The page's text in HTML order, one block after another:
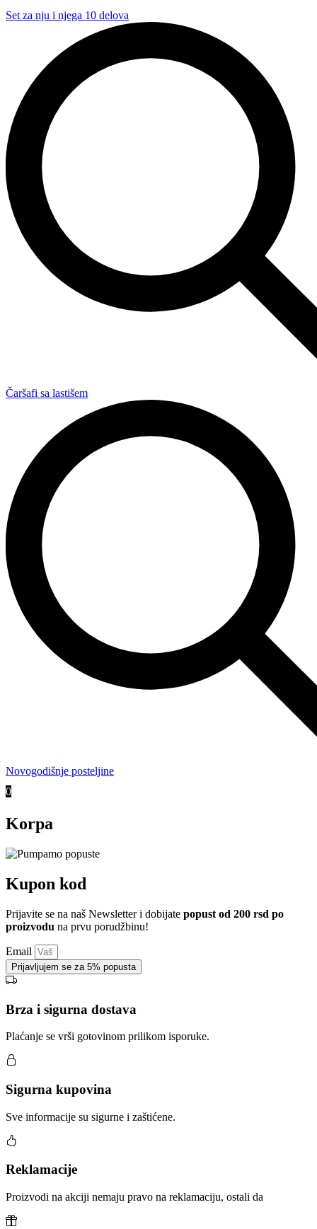
Set za nju i njega 10 delova
Čaršafi sa lastišem
Novogodišnje posteljine
0
Korpa
Kupon kod
Prijavite se na naš Newsletter i dobijate popust od 200 rsd po
proizvodu na prvu porudžbinu!
Email
Prijavljujem se za 5% popusta
Brza i sigurna dostava
Plaćanje se vrši gotovinom prilikom isporuke.
Sigurna kupovina
Sve informacije su sigurne i zaštićene.
Reklamacije
Proizvodi na akciji nemaju pravo na reklamaciju, ostali da